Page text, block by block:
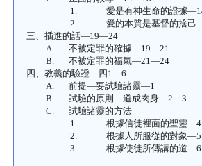
1.
愛是有神生命的證據—
2.
愛的本質是基督的捨己
三、 插進的話—19—24
A.
不被定罪的確據—19—21
B.
不被定罪的福氣—21—24
四、 教義的驗證—四1—6
A.
前提—要試驗諸靈—1
B.
試驗的原則—道成肉身—2—3
C.
試驗諸靈的方法
1.
根據信徒裡面的聖靈—4
2.
根據人所服從的對象—5
3.
根據使徒所傳講的道—6